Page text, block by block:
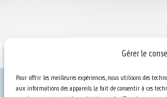
Gérer le
Pour offrir les meilleures expériences, nous utilisons des
aux informations des appareils. Le fait de consentir à ces